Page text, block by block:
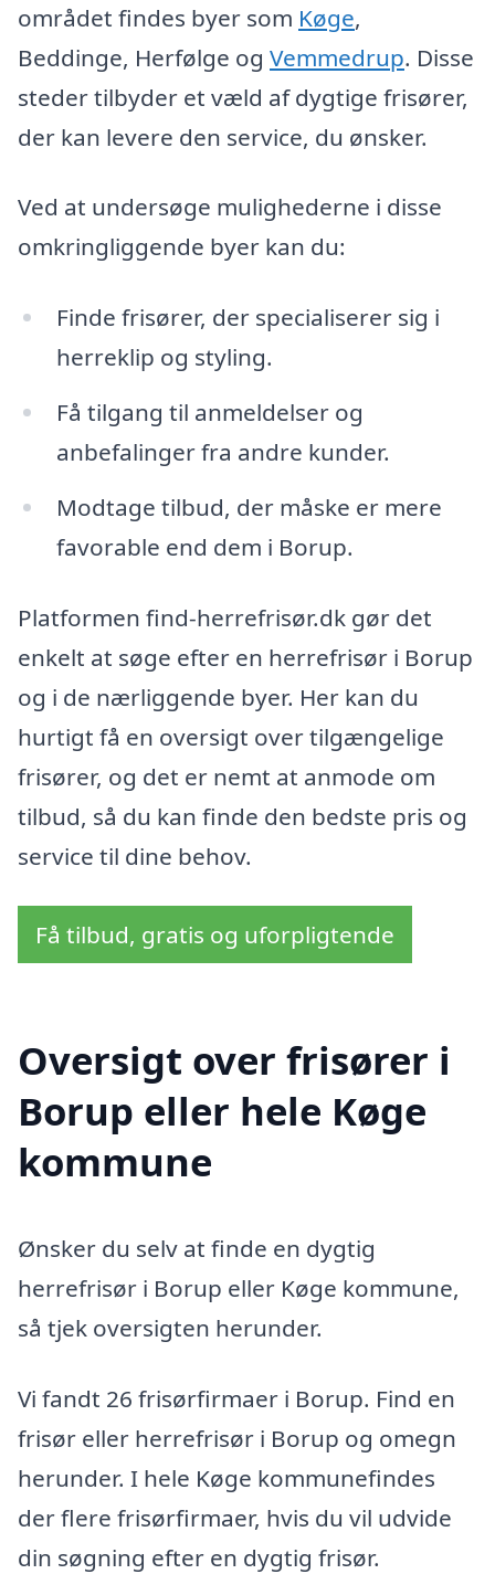
området findes byer som Køge,
Beddinge, Herfølge og Vemmedrup. Disse
steder tilbyder et væld af dygtige frisører,
der kan levere den service, du ønsker.
Ved at undersøge mulighederne i disse
omkringliggende byer kan du:
Finde frisører, der specialiserer sig i
herreklip og styling.
Få tilgang til anmeldelser og
anbefalinger fra andre kunder.
Modtage tilbud, der måske er mere
favorable end dem i Borup.
Platformen find-herrefrisør.dk gør det
enkelt at søge efter en herrefrisør i Borup
og i de nærliggende byer. Her kan du
hurtigt få en oversigt over tilgængelige
frisører, og det er nemt at anmode om
tilbud, så du kan finde den bedste pris og
service til dine behov.
Få tilbud, gratis og uforpligtende
Oversigt over frisører i
Borup eller hele Køge
kommune
Ønsker du selv at finde en dygtig
herrefrisør i Borup eller Køge kommune,
så tjek oversigten herunder.
Vi fandt 26 frisørfirmaer i Borup. Find en
frisør eller herrefrisør i Borup og omegn
herunder. I hele Køge kommunefindes
der flere frisørfirmaer, hvis du vil udvide
din søgning efter en dygtig frisør.